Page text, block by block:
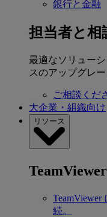
銀行と金融
担当者と相
最適なソリュー
スのアップグレ
ご相談くだ
大企業・組織向け
リソース
TeamViewer
続。